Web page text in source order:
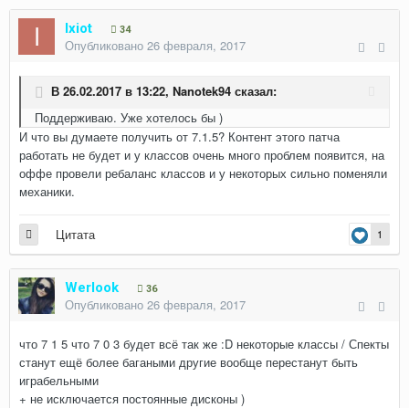
Ixiot 34
Опубликовано 26 февраля, 2017
В 26.02.2017 в 13:22, Nanotek94 сказал:
Поддерживаю. Уже хотелось бы )
И что вы думаете получить от 7.1.5? Контент этого патча
работать не будет и у классов очень много проблем появится, на
оффе провели ребаланс классов и у некоторых сильно поменяли
механики.
1
Цитата
Werlook 36
Опубликовано 26 февраля, 2017
что 7 1 5 что 7 0 3 будет всё так же :D некоторые классы / Спекты
станут ещё более багаными другие вообще перестанут быть
играбельными
+ не исключается постоянные дисконы )